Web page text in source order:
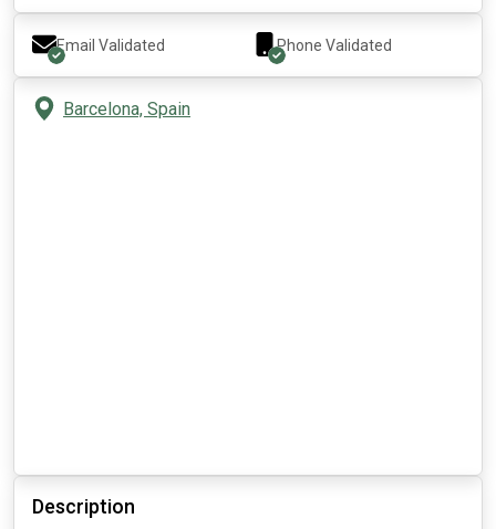
Email Validated Phone Validated
Barcelona, Spain
Description